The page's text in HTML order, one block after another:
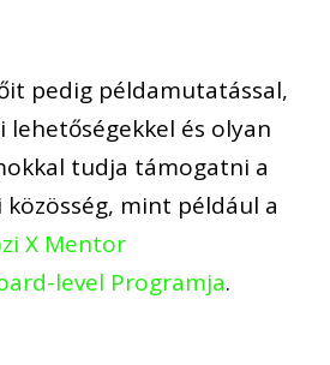
pedig példamutatással,
lehetőségekkel és olyan
tudja támogatni a
közösség, mint például a
X Mentor
level Programja.